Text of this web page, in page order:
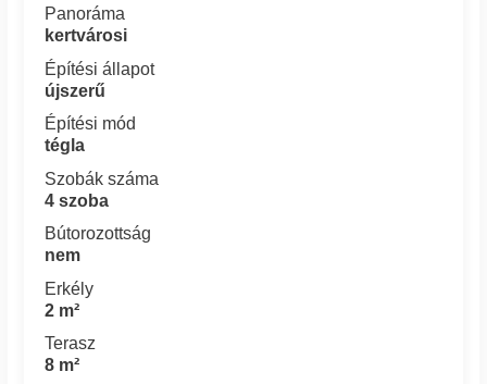
Panoráma
kertvárosi
Építési állapot
újszerű
Építési mód
tégla
Szobák száma
4 szoba
Bútorozottság
nem
Erkély
2 m²
Terasz
8 m²